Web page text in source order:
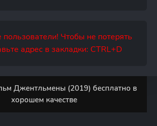
Чтобы не потерять
адрес в закладки: CTRL+D
Джентльмены (2019) бесплатно в
хорошем качестве